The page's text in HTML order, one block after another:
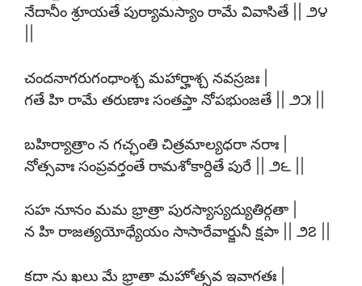
నేదానీం శ్రూయతే పుర్యామస్యాం రామే వివాసితే || ౨౪
చందనాగరుగంధాంశ్చ మహార్హాశ్చ నవస్రజః |
గతే హి రామే తరుణాః సంతప్తా నోపభుంజతే || ౨౫ ||
బహిర్యాత్రాం న గచ్ఛంతి చిత్రమాల్యధరా నరాః |
నోత్సవాః సంప్రవర్తంతే రామశోకార్దితే పురే || ౨౬ ||
సహ నూనం మమ భ్రాత్రా పురస్యాస్యద్యుతిర్గతా |
న హి రాజత్యయోధ్యేయం సాసారేవార్జునీ క్షపా || ౨౭ ||
కదా ను ఖలు మే భ్రాతా మహోత్సవ ఇవాగతః |